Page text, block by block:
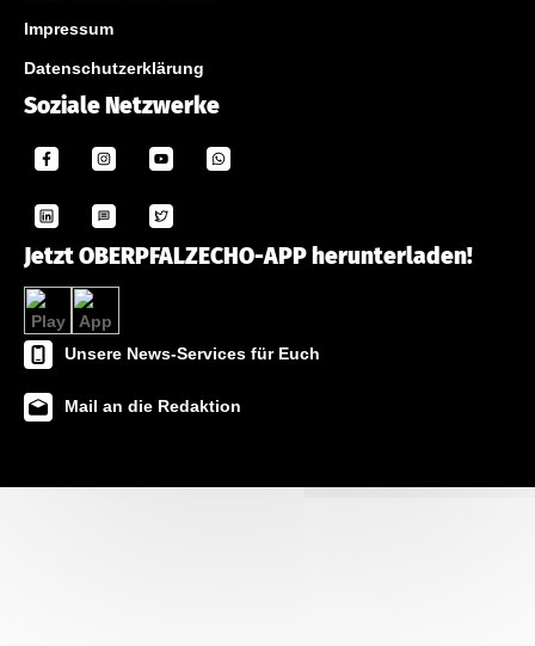
Impressum
Datenschutzerklärung
Soziale Netzwerke
Jetzt OBERPFALZECHO-APP herunterladen!
Unsere News-Services für Euch
Mail an die Redaktion